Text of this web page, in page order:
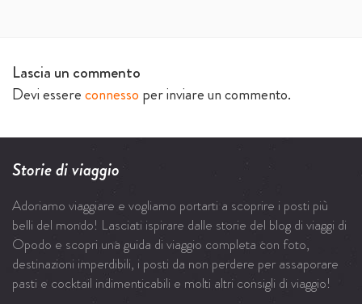
Lascia un commento
Devi essereconnesso per inviare un commento.
Storie di viaggio
Adoriamo viaggiare e vogliamo portarti a scoprire i posti più
belli del mondo! Lasciati ispirare dalle storie del blog di viaggi di
Opodo e scopri una guida di viaggio completa con foto,
destinazioni imperdibili, i posti da non perdere per assaporare
pasti e cocktail indimenticabili e molti altri consigli di viaggio!